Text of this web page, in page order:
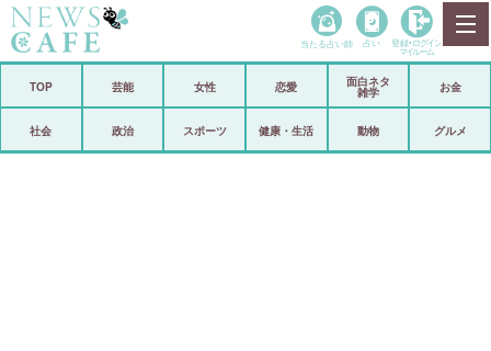
政治
当たる占い師 占い 登録• ログイン
マイルーム
TOP 芸能 女性 恋愛
面白ネタ
雑学
お金
社会 政治 スポーツ 健康・生活 動物 グルメ